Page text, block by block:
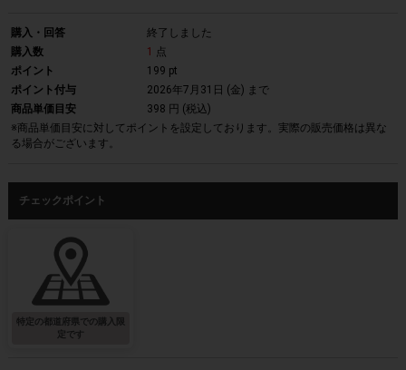
購入・回答
終了しました
購入数
1
点
ポイント
199 pt
ポイント付与
2026年7月31日 (金) まで
商品単価目安
398 円 (税込)
※商品単価目安に対してポイントを設定しております。実際の販売価格は異な
る場合がございます。
チェックポイント
特定の都道府県での購入限
定です